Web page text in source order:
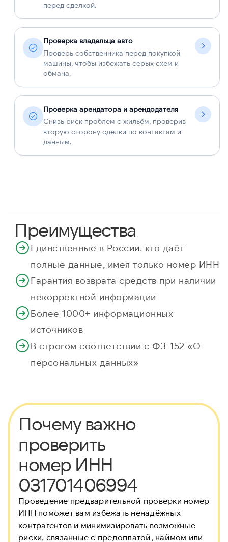
перед сделкой.
Проверка владельца авто
Проверь собственника перед покупкой
машины, чтобы избежать серых схем и
обмана.
Проверка арендатора и арендодателя
Снизь риск проблем с жильём, проверив
вторую сторону сделки по контактам и
данным.
Преимущества
Единственные в России, кто даёт
полные данные, имея только номер ИНН
Гарантия возврата средств при наличии
некорректной информации
Более 1000+ информационных
источников
В строгом соответствии с ФЗ-152 «О
персональных данных»
Почему важно
проверить
номер ИНН
031701406994
Проведение предварительной проверки номер
ИНН поможет вам избежать ненадёжных
контрагентов и минимизировать возможные
риски, связанные с предоплатой, наймом или